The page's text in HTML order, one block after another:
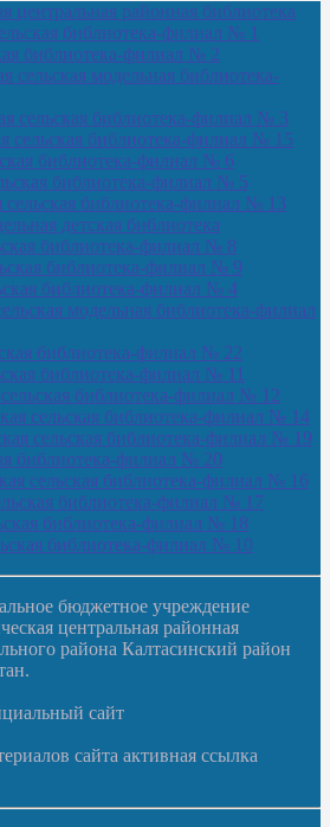
центральная районная библиотека
библиотека-филиал № 1
библиотека-филиал № 2
сельская модельная библиотека-
сельская библиотека-филиал № 3
сельская библиотека-филиал № 15
библиотека-филиал № 6
библиотека-филиал № 5
библиотека-филиал № 13
детская библиотека
библиотека-филиал № 8
библиотека-филиал № 9
библиотека-филиал № 4
модельная библиотека-филиал
библиотека-филиал № 22
библиотека-филиал № 11
библиотека-филиал № 12
сельская библиотека-филиал № 14
сельская библиотека-филиал № 19
библиотека-филиал № 20
сельская библиотека-филиал № 16
библиотека-филиал № 17
библиотека-филиал № 18
библиотека-филиал № 10
бюджетное учреждение
центральная районная
района Калтасинский район
сайт
сайта активная ссылка